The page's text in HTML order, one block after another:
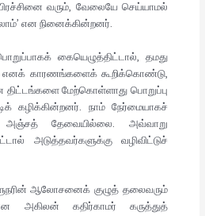
வரும், வேலையே செய்யாமல்
என நினைக்கின்றனர்.
கையெழுத்திட்டால், தமது
எனக் காரணங்களைக் கூறிக்கொண்டு,
மேற்கொள்ளாது பொறுப்பு
கழிக்கின்றனர். நாம் நேர்மையாகச்
அஞ்சத் தேவையில்லை. அவ்வாறு
அடுத்தவர்களுக்கு வழிவிட்டுச்
ஆலோசனைக் குழுத் தலைவரும்
அகிலன் கதிர்காமர் கருத்துத்